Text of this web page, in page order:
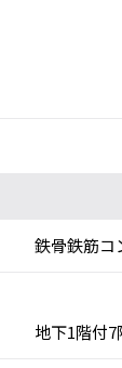
鉄骨鉄筋コ
地下1階付7